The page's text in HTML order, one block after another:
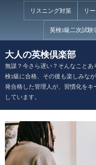
リスニング対策 リ
英検1級二次試験
大人の英検倶楽部
無謀？今さら遅い？そんなこと
検1級に合格、その後も楽しみな
発合格した管理人が、習慣化を
しています。